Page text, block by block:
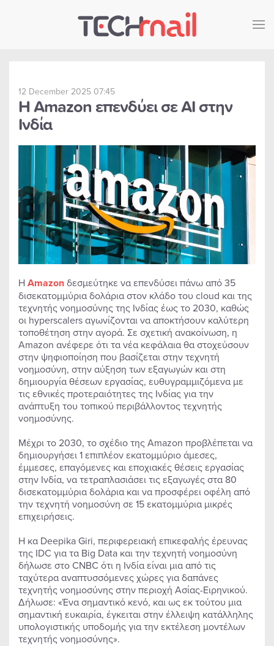
Skip to main content
12 December 2025 07:45
Η Amazon επενδύει σε AI στην
Ινδία
ΗAmazonδεσμεύτηκε να επενδύσει πάνω από 35
δισεκατομμύρια δολάρια στον κλάδο του cloud και της
τεχνητής νοημοσύνης της Ινδίας έως το 2030, καθώς
οι hyperscalers αγωνίζονται να αποκτήσουν καλύτερη
τοποθέτηση στην αγορά. Σε σχετική ανακοίνωση, η
Amazon ανέφερε ότι τα νέα κεφάλαια θα στοχεύσουν
στην ψηφιοποίηση που βασίζεται στην τεχνητή
νοημοσύνη, στην αύξηση των εξαγωγών και στη
δημιουργία θέσεων εργασίας, ευθυγραμμιζόμενα με
τις εθνικές προτεραιότητες της Ινδίας για την
ανάπτυξη του τοπικού περιβάλλοντος τεχνητής
νοημοσύνης.
Μέχρι το 2030, το σχέδιο της Amazon προβλέπεται να
δημιουργήσει 1 επιπλέον εκατομμύριο άμεσες,
έμμεσες, επαγόμενες και εποχιακές θέσεις εργασίας
στην Ινδία, να τετραπλασιάσει τις εξαγωγές στα 80
δισεκατομμύρια δολάρια και να προσφέρει οφέλη από
την τεχνητή νοημοσύνη σε 15 εκατομμύρια μικρές
επιχειρήσεις.
Η κα Deepika Giri, περιφερειακή επικεφαλής έρευνας
της IDC για τα Big Data και την τεχνητή νοημοσύνη
δήλωσε στο CNBC ότι η Ινδία είναι μια από τις
ταχύτερα αναπτυσσόμενες χώρες για δαπάνες
τεχνητής νοημοσύνης στην περιοχή Ασίας-Ειρηνικού.
Δήλωσε: «Ένα σημαντικό κενό, και ως εκ τούτου μια
σημαντική ευκαιρία, έγκειται στην έλλειψη κατάλληλης
υπολογιστικής υποδομής για την εκτέλεση μοντέλων
τεχνητής νοημοσύνης».